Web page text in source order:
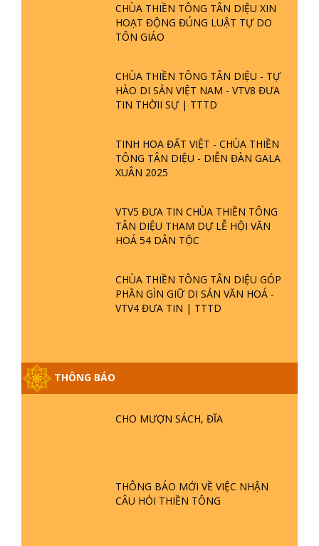
CHÙA THIỀN TÔNG TÂN DIỆU XIN
HOẠT ĐỘNG ĐÚNG LUẬT TỰ DO
TÔN GIÁO
CHÙA THIỀN TÔNG TÂN DIỆU - TỰ
HÀO DI SẢN VIỆT NAM - VTV8 ĐƯA
TIN THỜII SỰ | TTTD
TINH HOA ĐẤT VIỆT - CHÙA THIỀN
TÔNG TÂN DIỆU - DIỄN ĐÀN GALA
XUÂN 2025
VTV5 ĐƯA TIN CHÙA THIỀN TÔNG
TÂN DIỆU THAM DỰ LỄ HỘI VĂN
HOÁ 54 DÂN TỘC
CHÙA THIỀN TÔNG TÂN DIỆU GÓP
PHẦN GÌN GIỮ DI SẢN VĂN HOÁ -
VTV4 ĐƯA TIN | TTTD
THÔNG BÁO
CHO MƯỢN SÁCH, ĐĨA
THÔNG BÁO MỚI VỀ VIỆC NHẬN
CÂU HỎI THIỀN TÔNG
NĂM PHẬT KHÔNG NÓI? HỘI LONG
ĐƯỢC HÌNH THÀNH NHƯ THẾ NÀO?
PHẬT GIỚI CÓ THỜI GIAN KHÔNG? |